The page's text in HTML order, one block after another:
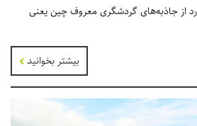
از جاذبه‌های گردشگری معروف چین یعنی
بیشتر بخوانید